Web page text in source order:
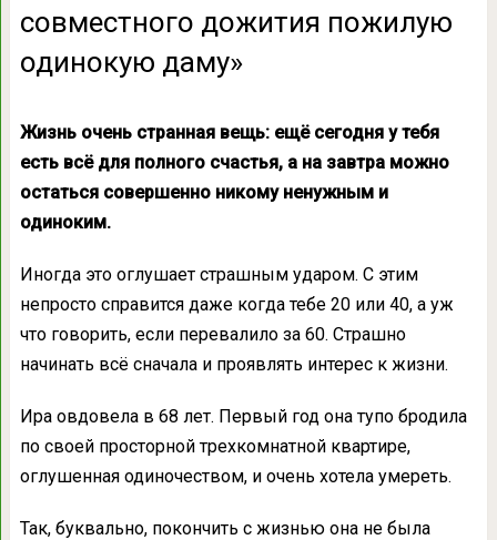
совместного дожития пожилую
одинокую даму»
Жизнь очень странная вещь: ещё сегодня у тебя
есть всё для полного счастья, а на завтра можно
остаться совершенно никому ненужным и
одиноким.
Иногда это оглушает страшным ударом. С этим
непросто справится даже когда тебе 20 или 40, а уж
что говорить, если перевалило за 60. Страшно
начинать всё сначала и проявлять интерес к жизни.
Ира овдовела в 68 лет. Первый год она тупо бродила
по своей просторной трехкомнатной квартире,
оглушенная одиночеством, и очень хотела умереть.
Так, буквально, покончить с жизнью она не была